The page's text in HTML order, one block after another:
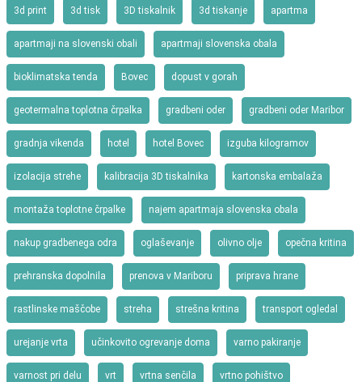
3d print 3d tisk 3D tiskalnik 3d tiskanje apartma
apartmaji na slovenski obali apartmaji slovenska obala
bioklimatska tenda Bovec dopust v gorah
geotermalna toplotna črpalka gradbeni oder gradbeni oder Maribor
gradnja vikenda hotel hotel Bovec izguba kilogramov
izolacija strehe kalibracija 3D tiskalnika kartonska embalaža
montaža toplotne črpalke najem apartmaja slovenska obala
nakup gradbenega odra oglaševanje olivno olje opečna kritina
prehranska dopolnila prenova v Mariboru priprava hrane
rastlinske maščobe streha strešna kritina transport ogledal
urejanje vrta učinkovito ogrevanje doma varno pakiranje
varnost pri delu vrt vrtna senčila vrtno pohištvo